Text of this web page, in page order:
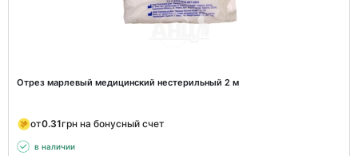
Отрез марлевый медицинский нестерильный 2 м
от0.31грн на бонусный счет
в наличии